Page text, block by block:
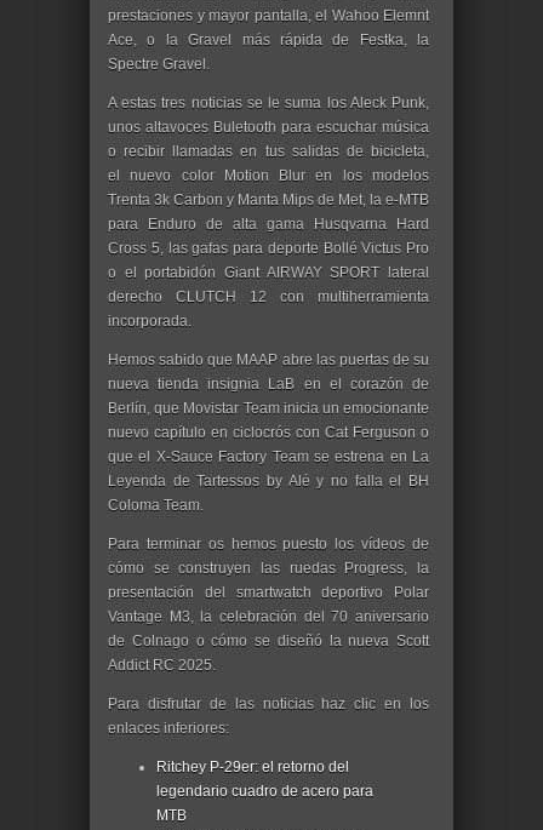
prestaciones y mayor pantalla, el Wahoo Elemnt
Ace, o la Gravel más rápida de Festka, la
Spectre Gravel.
A estas tres noticias se le suma los Aleck Punk,
unos altavoces Buletooth para escuchar música
o recibir llamadas en tus salidas de bicicleta,
el nuevo color Motion Blur en los modelos
Trenta 3k Carbon y Manta Mips de Met, la e-MTB
para Enduro de alta gama
Husqvarna Hard
Cross 5, las gafas para deporte Bollé Victus Pro
o el portabidón Giant AIRWAY SPORT lateral
derecho CLUTCH 12 con multiherramienta
incorporada.
Hemos sabido que MAAP abre las puertas de su
nueva tienda insignia LaB en el corazón de
Berlín, que Movistar Team inicia un emocionante
nuevo capítulo en ciclocrós con Cat Ferguson o
que e l X-Sauce Factory Team se estrena en La
Leyenda de Tartessos by Alé y no falla el BH
Coloma Team.
Para terminar os hemos puesto los vídeos de
cómo se construyen las ruedas Progress, la
presentación del smartwatch deportivo Polar
Vantage M3, la celebración del 70 aniversario
de Colnago o cómo se diseñó la nueva Scott
Addict RC 2025.
Para disfrutar de las noticias haz clic en los
enlaces inferiores:
Ritchey P-29er: el retorno del
legendario cuadro de acero para
MTB